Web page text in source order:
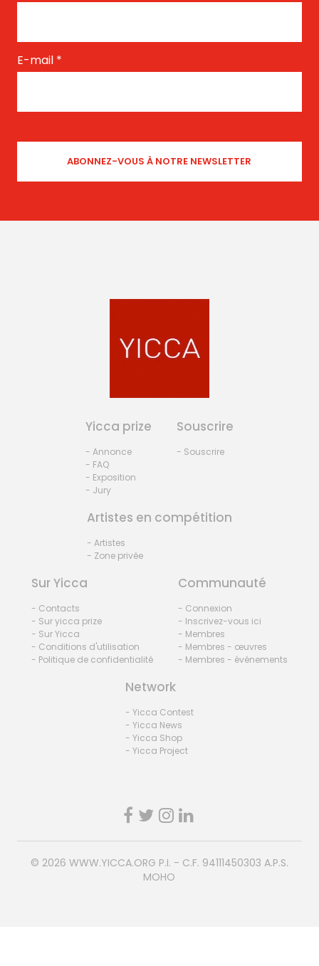
E-mail *
Yicca prize
- Annonce
- FAQ
- Exposition
- Jury
Souscrire
- Souscrire
Artistes en compétition
- Artistes
- Zone privée
Sur Yicca
- Contacts
- Sur yicca prize
- Sur Yicca
- Conditions d'utilisation
- Politique de confidentialité
Communauté
- Connexion
- Inscrivez-vous ici
- Membres
- Membres - œuvres
- Membres - événements
Network
- Yicca Contest
- Yicca News
- Yicca Shop
- Yicca Project
© 2026 WWW.YICCA.ORG P.I. - C.F. 94111450303 A.P.S.
MOHO